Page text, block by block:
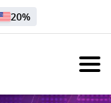
20%